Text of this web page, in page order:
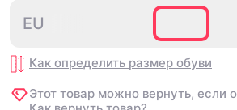
EU
Как определить размер обуви
Этот товар можно вернуть, если